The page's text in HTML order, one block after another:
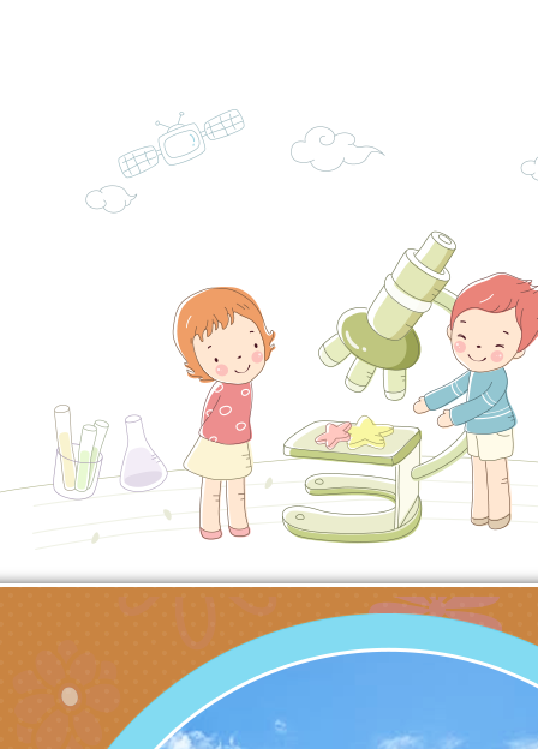
團學前及國中小身障
理「普特協作—課程
有關國立臺中教育大
「115年適應運動經
題交流工作坊」活動
轉知教育部國教署生
業發展中心（國立羅
學）辦理「115年度
題融入教學－國民中
（教材）推薦實施計
檢送桃園市政府LED
字稿及LCD託播圖片
檢送桃園市政府LED
字稿及LCD託播影（
國家發展委員會檔案
理本(115)年「春遊
動
檢送桃園市政府家庭
「小桃家4月課程資
姻怎麼翻譯－青少年
工作坊」、「愛『原
親子共學同樂會」、
代愛在陪伴」、「親
西門國小114學年度
親職教育講座「如何
情緒力？—用SEL玩
子溝通之秘訣」
有關財團法人中華國
礙者生命教育推廣協
「環保愛台灣」第五
礙者中小學生環保繪
檢送行政院新聞傳播
月份公共服務政策溝
訊
有關桃園市政府家庭
辦理115年原住民家
桃園市大溪區田心國